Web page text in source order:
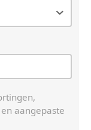
aangepaste